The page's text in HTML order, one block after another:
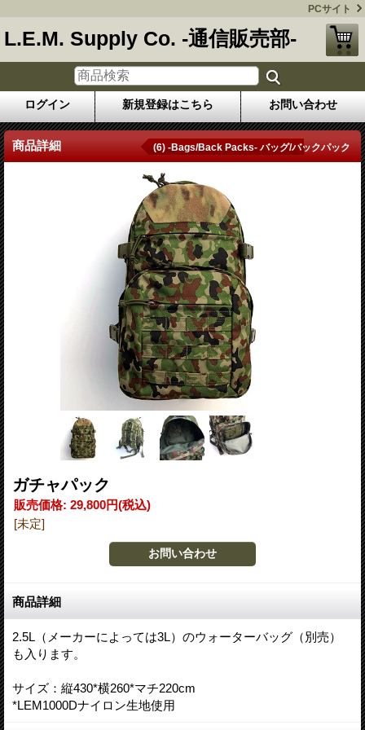
PCサイト
L.E.M. Supply Co. -通信販売部-
ログイン 新規登録はこちら お問い合わせ
商品詳細 (6) -Bags/Back Packs- バッグ/バックパック
ガチャパック
販売価格: 29,800円(税込)
[未定]
商品詳細
2.5L（メーカーによっては3L）のウォーターバッグ（別売）
も入ります。
サイズ：縦430*横260*マチ220cm
*LEM1000Dナイロン生地使用